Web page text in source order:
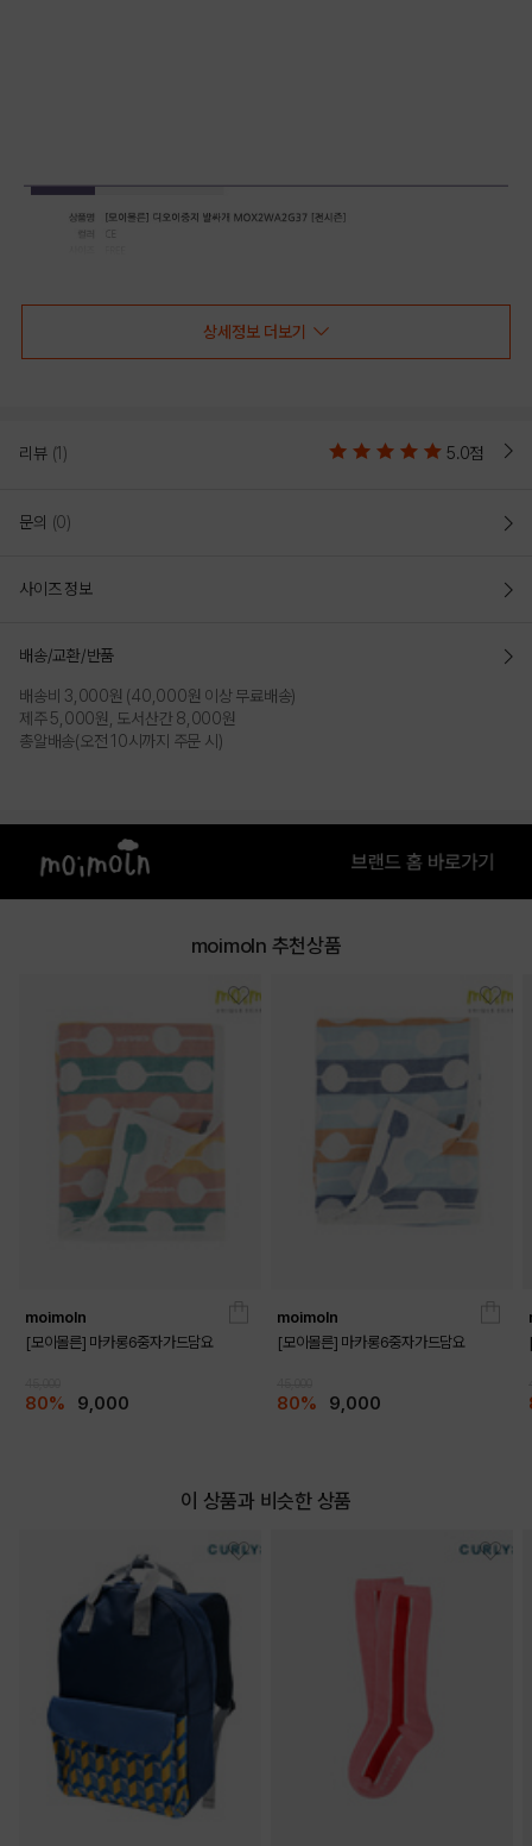
상세정보 더보기
리뷰 (1) 5.0점
문의 (0)
사이즈 정보
배송/교환/반품
배송비 3,000원 (40,000원 이상 무료배송)
제주 5,000원, 도서산간 8,000원
총알배송(오전 10시까지 주문 시)
moimoln 추천상품
moimoln
[모이몰른] 마카롱6중자가드담요
80% 9,000
moimoln
[모이몰른] 마카롱6중자가드담요
80% 9,000
이 상품과 비슷한 상품